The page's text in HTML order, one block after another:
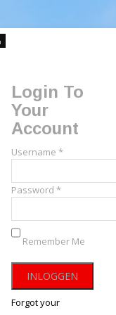
Login To
Your
Account
Username *
Password *
Remember Me
Forgot your